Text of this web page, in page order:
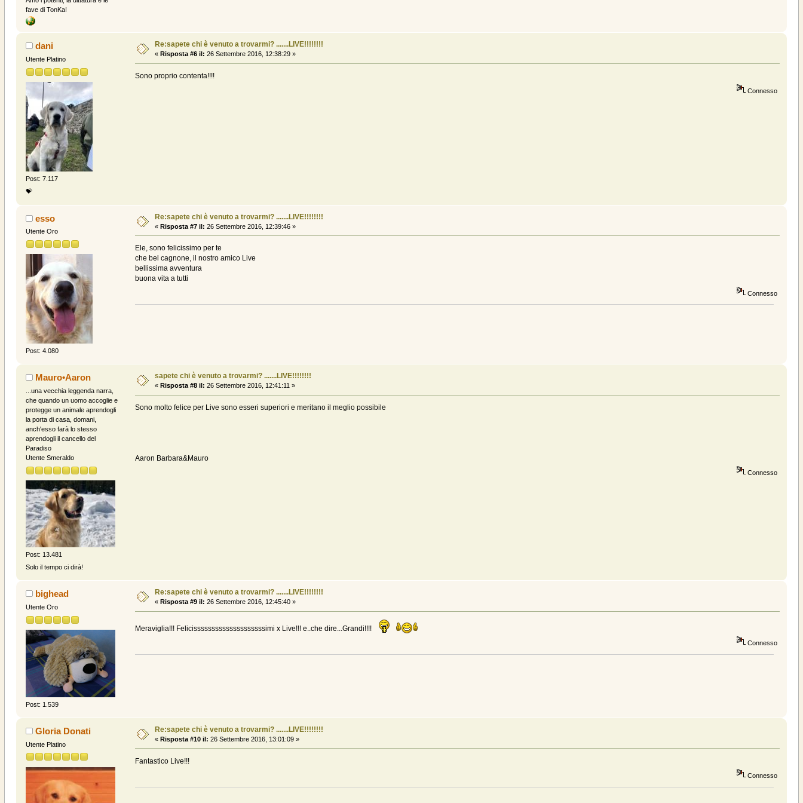
fave di TonKa!
dani
Utente Platino
Post: 7.117
💝
Re:sapete chi è venuto a trovarmi? .......LIVE!!!!!!!!
« Risposta #6 il: 26 Settembre 2016, 12:38:29 »
Sono proprio contenta!!!!
Connesso
esso
Utente Oro
Post: 4.080
Re:sapete chi è venuto a trovarmi? .......LIVE!!!!!!!!
« Risposta #7 il: 26 Settembre 2016, 12:39:46 »
Ele, sono felicissimo per te
che bel cagnone, il nostro amico Live
bellissima avventura
buona vita a tutti
Connesso
Mauro•Aaron
...una vecchia leggenda narra,
che quando un uomo accoglie e
protegge un animale aprendogli
la porta di casa, domani,
anch'esso farà lo stesso
aprendogli il cancello del
Paradiso
Utente Smeraldo
Post: 13.481
Solo il tempo ci dirà!
sapete chi è venuto a trovarmi? .......LIVE!!!!!!!!
« Risposta #8 il: 26 Settembre 2016, 12:41:11 »
Sono molto felice per Live sono esseri superiori e meritano il meglio possibile
Aaron Barbara&Mauro
Connesso
bighead
Utente Oro
Post: 1.539
Re:sapete chi è venuto a trovarmi? .......LIVE!!!!!!!!
« Risposta #9 il: 26 Settembre 2016, 12:45:40 »
Meraviglia!!! Felicissssssssssssssssssssimi x Live!!! e..che dire...Grandi!!!!
Connesso
Gloria Donati
Utente Platino
Re:sapete chi è venuto a trovarmi? .......LIVE!!!!!!!!
« Risposta #10 il: 26 Settembre 2016, 13:01:09 »
Fantastico Live!!!
Connesso